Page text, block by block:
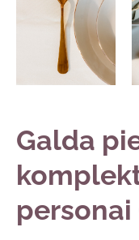
Galda
personai